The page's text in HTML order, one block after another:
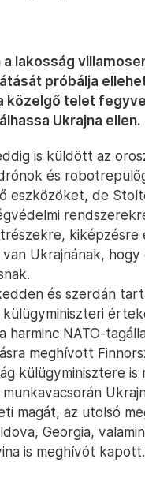
a lakosság
próbálja
közelgő telet
Ukrajna ellen.
is küldött az
és
eszközöket, de
kiképzésre
Ukrajnának, hogy
és szerdán
harminc NATO-
meghívott
külügyminisztere is
magát, az utolsó
Georgia,
is meghívót kapott.